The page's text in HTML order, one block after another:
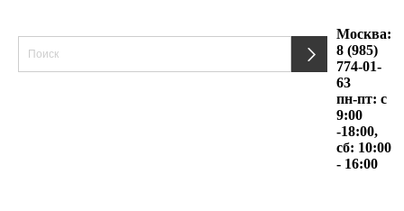
Москва:
8 (985)
774-01-
63
пн-пт: с
9:00
-18:00,
сб: 10:00
- 16:00